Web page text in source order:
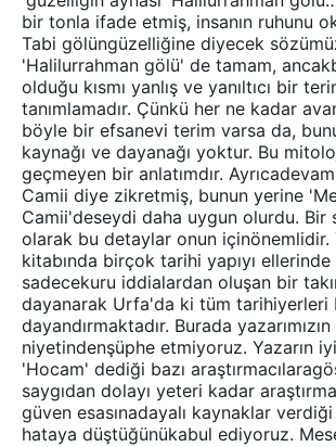
bir tonla ifade etmiş, insanın ruhunu
Tabi gölüngüzelliğine diyecek
'Halilurrahman gölü' de tamam,
olduğu kısmı yanlış ve yanıltıcı bir
tanımlamadır. Çünkü her ne kadar
böyle bir efsanevi terim varsa da,
kaynağı ve dayanağı yoktur. Bu
geçmeyen bir anlatımdır.
Camii diye zikretmiş, bunun yerine
Camii'deseydi daha uygun olurdu. Bir
olarak bu detaylar onun içinönemlidir.
kitabında birçok tarihi yapıyı
sadecekuru iddialardan oluşan bir
dayanarak Urfa'da ki tüm tarihiyerleri
dayandırmaktadır. Burada
niyetindenşüphe etmiyoruz. Yazarın
'Hocam' dediği bazı
saygıdan dolayı yeteri kadar
güven esasınadayalı kaynaklar
hataya düştüğünükabul ediyoruz.